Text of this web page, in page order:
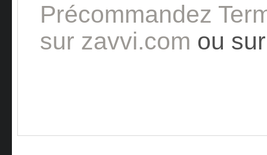
Précommandez
sur zavvi.com ou